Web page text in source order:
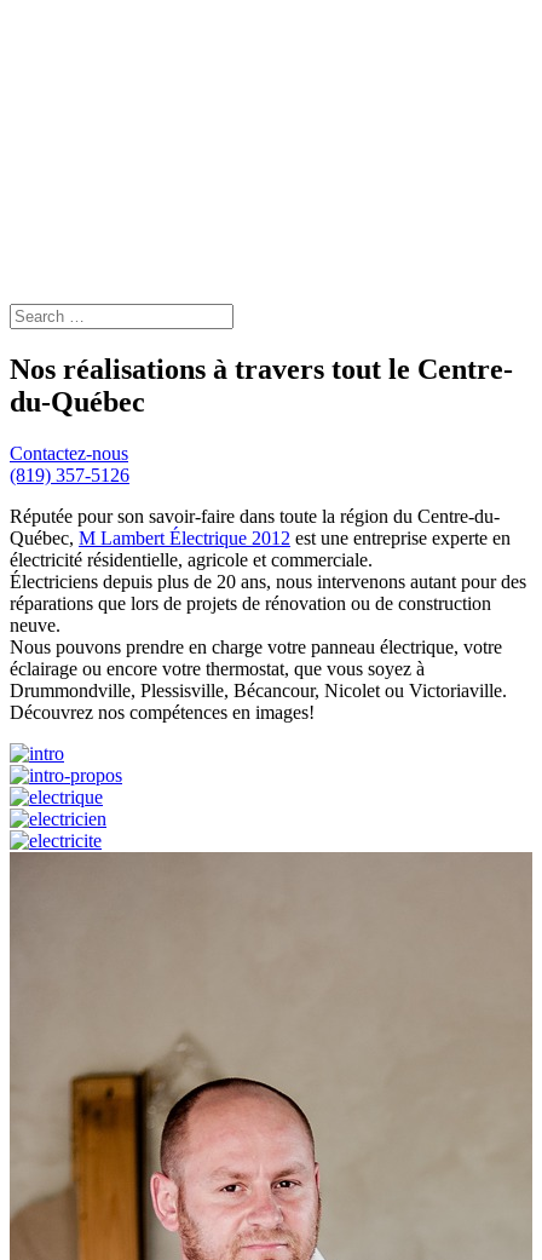
Nos réalisations à travers tout le Centre-
du-Québec
Contactez-nous
(819) 357-5126
Réputée pour son savoir-faire dans toute la région du Centre-du-
Québec, M Lambert Électrique 2012 est une entreprise experte en
électricité résidentielle, agricole et commerciale.
Électriciens depuis plus de 20 ans, nous intervenons autant pour des
réparations que lors de projets de rénovation ou de construction
neuve.
Nous pouvons prendre en charge votre panneau électrique, votre
éclairage ou encore votre thermostat, que vous soyez à
Drummondville, Plessisville, Bécancour, Nicolet ou Victoriaville.
Découvrez nos compétences en images!